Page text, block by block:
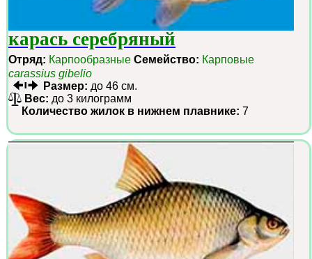
карась серебряный
Отряд: Карпообразные Семейство: Карповые
carassius gibelio
Размер: до 46 см.
Вес: до 3 килограмм
Количество жилок в нижнем плавнике: 7